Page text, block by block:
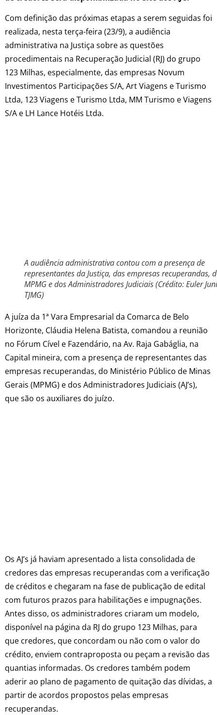
Com definição das próximas etapas a serem seguidas foi
realizada, nesta terça-feira (23/9), a audiência
administrativa na Justiça sobre as questões
procedimentais na Recuperação Judicial (RJ) do grupo
123 Milhas, especialmente, das empresas Novum
Investimentos Participações S/A, Art Viagens e Turismo
Ltda, 123 Viagens e Turismo Ltda, MM Turismo e Viagens
S/A e LH Lance Hotéis Ltda.
A audiência administrativa contou com a presença de
representantes da Justiça, das empresas recuperandas,
MPMG e dos Administradores Judiciais (Crédito: Euler
TJMG)
A juíza da 1ª Vara Empresarial da Comarca de Belo
Horizonte, Cláudia Helena Batista, comandou a reunião
no Fórum Cível e Fazendário, na Av. Raja Gabáglia, na
Capital mineira, com a presença de representantes das
empresas recuperandas, do Ministério Público de Minas
Gerais (MPMG) e dos Administradores Judiciais (AJ’s),
que são os auxiliares do juízo.
Os AJ’s já haviam apresentado a lista consolidada de
credores das empresas recuperandas com a verificação
de créditos e chegaram na fase de publicação de edital
com futuros prazos para habilitações e impugnações.
Antes disso, os administradores criaram um modelo,
disponível na página da RJ do grupo 123 Milhas, para
que credores, que concordam ou não com o valor do
crédito, enviem contraproposta ou peçam a revisão das
quantias informadas. Os credores também podem
aderir ao plano de pagamento de quitação das dívidas, a
partir de acordos propostos pelas empresas
recuperandas.